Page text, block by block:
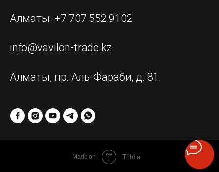
Алматы: +7 707 552 9102
info@vavilon-trade.kz
Алматы, пр. Аль-Фараби, д. 81.
Made on Tilda